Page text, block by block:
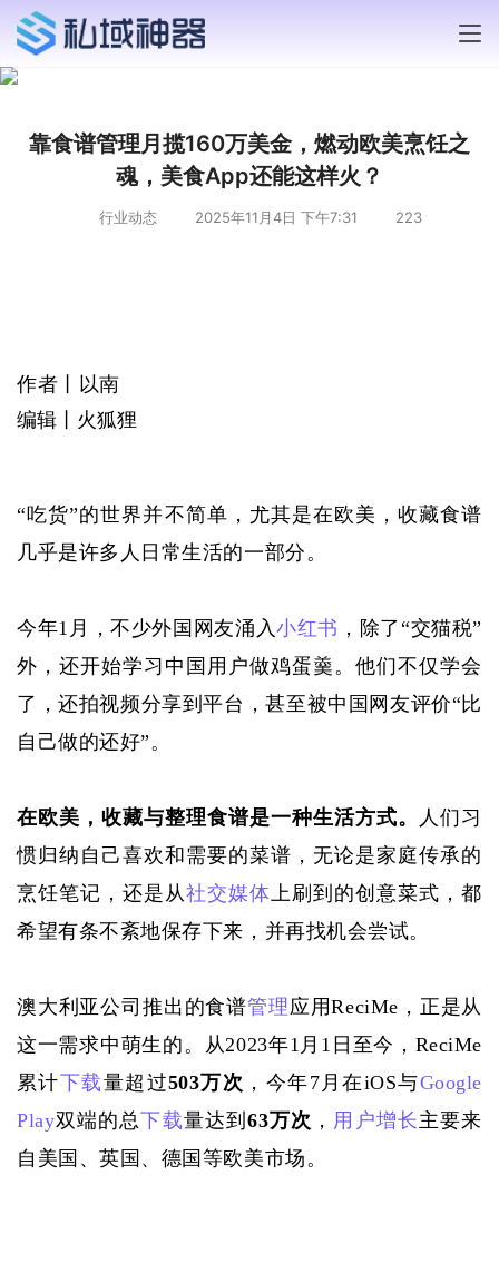
靠食谱管理月揽160万美金，燃动欧美烹饪之
魂，美食App还能这样火？
行业动态 2025年11月4日 下午7:31 223
作者丨以南
编辑丨火狐狸
“吃货”的世界并不简单，尤其是在欧美，收藏食谱
几乎是许多人日常生活的一部分。
今年1月，不少外国网友涌入小红书 ，除了“交猫税”
外，还开始学习 中国用户做鸡蛋羹。他们不仅学会
了，还拍视频分享到平台，甚至被中国网友评价“比
自己做的还好”。
在欧美，收藏与整理食谱是一种生活方式。
人们习
惯归纳 自己喜欢和需要的菜谱，无论是家庭传承的
烹饪笔记，还是从社交媒体上刷到的创意菜式，都
希望有条不紊地保存下来 ， 并再找机会尝试。
澳大利亚公司推出的食谱管理应用ReciMe，正是从
这一需求中萌生的。 从2023年1月 1日至今 ， ReciMe
累计下载量超过503万次 ，今年7月在iOS与Google
Play双端的总下载量达到63万次 ， 用户增长主要来
自美国、英国、德国等欧美市场。